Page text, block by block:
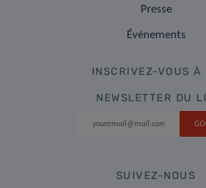
Presse
Événements
INSCRIVEZ-VOUS À
NEWSLETTER DU
SUIVEZ-NOUS